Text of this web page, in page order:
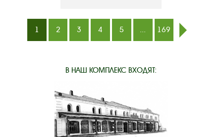
1 2 3 4 5 ...
169
В НАШ КОМПЛЕКС ВХОДЯТ: